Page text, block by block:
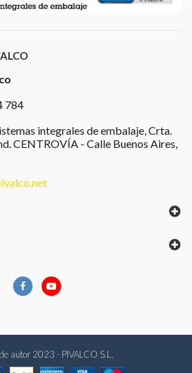
784
integrales de embalaje, Crta.
CENTROVÍA - Calle Buenos Aires,
autor 2023 - PIVALCO S.L.